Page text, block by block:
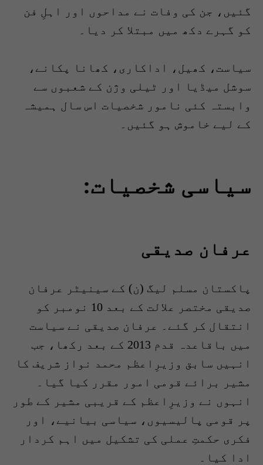
گئیں، جن کی وفات نے مداحوں اور اہلِ فن
کو گہرے دکھ میں مبتلا کر دیا۔
سیاست، کھیل، اداکاری، کھانا پکانے،
سوشل میڈیا اور ٹیلی وژن کے شعبوں سے
وابستہ کئی نامور شخصیات اس سال ہمیشہ
کے لیے خاموش ہو گئیں۔
سیاسی شخصیات:
عرفان صدیقی
پاکستان مسلم لیگ (ن) کے سینیٹر عرفان
صدیقی مختصر علالت کے بعد 10 نومبر کو
انتقال کر گئے۔ عرفان صدیقی نے سیاست
میں باقاعدہ قدم 2013 کے بعد رکھا، جب
انہیں سابق وزیرِاعظم محمد نواز شریف کا
مشیر برائے قومی امور مقرر کیا گیا۔
انہوں نے وزیرِاعظم کے قریبی مشیر کے طور
پر قومی پالیسیوں، سیاسی بیانیے، اور
فکری حکمتِ عملی کی تشکیل میں اہم کردار
ادا کیا۔